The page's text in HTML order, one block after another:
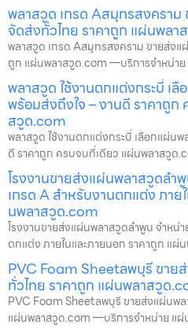
พลาสวูด เกรด Aสมุทรสงครา
จัดส่งทั่วไทย ราคาถูก แผ่นพลา
พลาสวูด เกรด Aสมุทรสงคราม ขายส่ง
ถูก แผ่นพลาสวูด.com —บริการจำหน่า
พลาสวูด ใช้งานตกแต่งกระบี่
พร้อมส่งถึงใจ – งานดี ราคาถู
สวูด.com
พลาสวูด ใช้งานตกแต่งกระบี่ เลือกแผ่น
ดี ราคาถูก ครบจบที่เดียว แผ่นพลาสวูด
โรงงานขายส่งแผ่นพลาสวูดลำ
เกรด A สำหรับงานตกแต่ง ภาย
นพลาสวูด.com
โรงงานขายส่งแผ่นพลาสวูดลำพูน จำหน่
ตกแต่ง ภายในและภายนอก ราคาถูก แ
PVC Foam Sheetลพบุรี ขา
ทั่วไทย ราคาถูก แผ่นพลาสวูด
PVC Foam Sheetลพบุรี ขายส่งแผ่นพ
แผ่นพลาสวูด.com —บริการจำหน่าย แผ่